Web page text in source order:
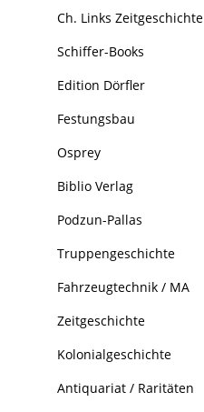
Ch. Links Zeitgeschichte
Schiffer-Books
Edition Dörfler
Festungsbau
Osprey
Biblio Verlag
Podzun-Pallas
Truppengeschichte
Fahrzeugtechnik / MA
Zeitgeschichte
Kolonialgeschichte
Antiquariat / Raritäten